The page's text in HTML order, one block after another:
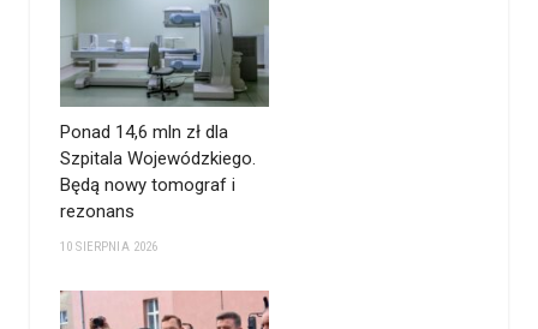
Ponad 14,6 mln zł dla
Szpitala Wojewódzkiego.
Będą nowy tomograf i
rezonans
10 SIERPNIA 2026